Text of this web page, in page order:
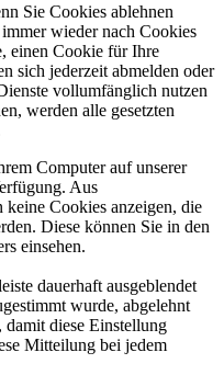
Sie Cookies ablehnen
wieder nach Cookies
einen Cookie für Ihre
sich jederzeit abmelden oder
vollumfänglich nutzen
werden alle gesetzten
Computer auf unserer
Aus
Cookies anzeigen, die
Diese können Sie in den
einsehen.
dauerhaft ausgeblendet
wurde, abgelehnt
diese Einstellung
Mitteilung bei jedem